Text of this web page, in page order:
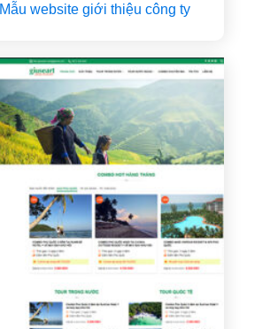
Mẫu website giới thiệu công ty